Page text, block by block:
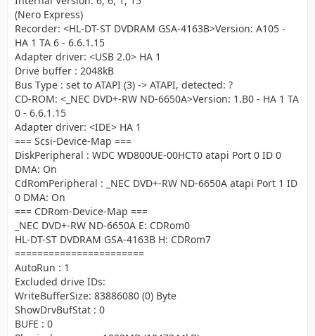
(Nero Express)
Recorder: <HL-DT-ST DVDRAM GSA-4163B>Version: A105 -
HA 1 TA 6 - 6.6.1.15
Adapter driver: <USB 2.0> HA 1
Drive buffer : 2048kB
Bus Type : set to ATAPI (3) -> ATAPI, detected: ?
CD-ROM: <_NEC DVD+-RW ND-6650A>Version: 1.B0 - HA 1 TA
0 - 6.6.1.15
Adapter driver: <IDE> HA 1
=== Scsi-Device-Map ===
DiskPeripheral : WDC WD800UE-00HCT0 atapi Port 0 ID 0
DMA: On
CdRomPeripheral : _NEC DVD+-RW ND-6650A atapi Port 1 ID
0 DMA: On
=== CDRom-Device-Map ===
_NEC DVD+-RW ND-6650A E: CDRom0
HL-DT-ST DVDRAM GSA-4163B H: CDRom7
=======================
AutoRun : 1
Excluded drive IDs:
WriteBufferSize: 83886080 (0) Byte
ShowDrvBufStat : 0
BUFE : 0